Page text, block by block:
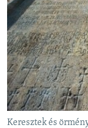
Keresztek és